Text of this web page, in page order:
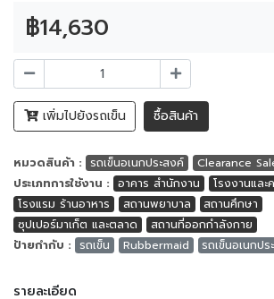
฿14,630
เพิ่มไปยังรถเข็น ซื้อสินค้า
หมวดสินค้า : รถเข็นอเนกประสงค์
Clearance
ประเภทการใช้งาน : อาคาร สำนักงาน
โรงงานและ
โรงแรม ร้านอาหาร
สถานพยาบาล
สถานศึกษา
ซุปเปอร์มาเก็ต และตลาด
สถานที่ออกกำลังกาย
ป้ายกำกับ :
รถเข็น Rubbermaid รถเข็นอเนกปร
รายละเอียด